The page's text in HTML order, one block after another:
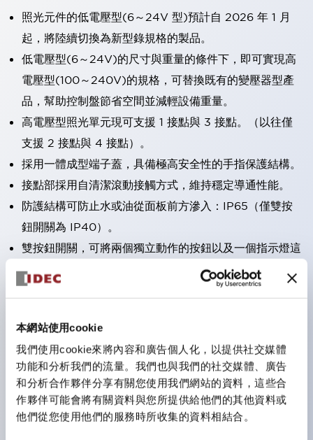
本網站使用cookie
我們使用cookie來將內容和廣告個人化，以提供社交媒體
功能和分析我們的流量。我們也與我們的社交媒體、廣告
和分析合作夥伴分享有關您使用我們網站的資料，這些合
作夥伴可能會將有關資料與您所提供給他們的其他資料或
他們從您使用他們的服務時所收集的資料相結合。
照光元件的低電壓型(6～24V 型)預計自 2026 年 1 月
起，將陸續切換為新型錄規格的製品。
低電壓型(6～24V)的尺寸與重量的條件下，即可實現高
電壓型(100～240V)的規格，可替換既有的變壓器型產
品，幫助控制盤節省空間並減輕設備重量。
高電壓型照光單元現可支援 1 接點與 3 接點。（以往僅
支援 2 接點與 4 接點）。
採用一體成型端子蓋，具備極高安全性的手指保護結構。
接點部採用自清潔滾動接觸方式，維持穩定導通性能。
防護結構可防止水或油從面板前方滲入：IP65（僅雙按
鈕開關為 IP40）。
雙按鈕開關，可將兩個獨立動作的按鈕以及一個指示燈這
三種功能集結於一顆開關。
完整支援全球各地需求的多種電壓規格。
需分色管理的 LED 燈泡，如今可用單一顆燈泡呈現多種
顏色。
支援色彩通用設計（CUD）：可清楚辨識正方平頭形指
示燈的亮燈/熄燈狀態，以及點燈時的顏色識別。
符合 ISO 3864-4 安全色規範：在危險或緊急狀況下，